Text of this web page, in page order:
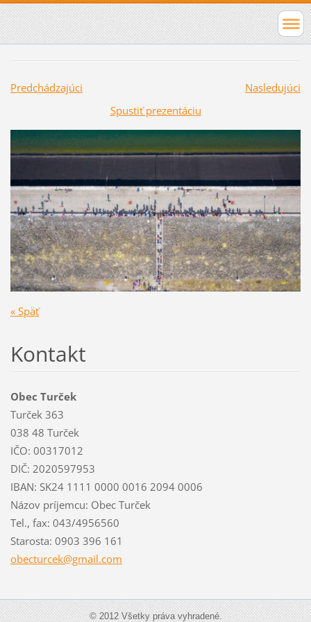
Predchádzajúci
Nasledujúci
Spustiť prezentáciu
« Späť
Kontakt
Obec Turček
Turček 363
038 48 Turček
IČO: 00317012
DIČ: 2020597953
IBAN: SK24 1111 0000 0016 2094 0006
Názov príjemcu: Obec Turček
Tel., fax: 043/4956560
Starosta: 0903 396 161
obecturcek@gmail.com
© 2012 Všetky práva vyhradené.